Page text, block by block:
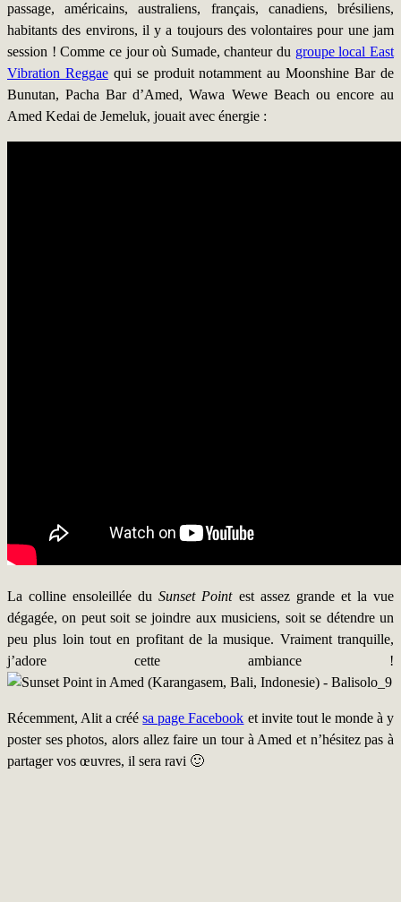
passage, américains, australiens, français, canadiens, brésiliens,
habitants des environs, il y a toujours des volontaires pour une jam
session ! Comme ce jour où Sumade, chanteur du groupe local East
Vibration Reggaequi se produit notamment au Moonshine Bar de
Bunutan, Pacha Bar d’Amed, Wawa Wewe Beach ou encore au
Amed Kedai de Jemeluk, jouait avec énergie :
La colline ensoleillée duSunset Pointest assez grande et la vue
dégagée, on peut soit se joindre aux musiciens, soit se détendre un
peu plus loin tout en profitant de la musique. Vraiment tranquille,
j’adore cette ambiance !
Récemment, Alit a créésa page Facebook et invite tout le monde à y
poster ses photos, alors allez faire un tour à Amed et n’hésitez pas à
partager vos œuvres, il sera ravi 🙂